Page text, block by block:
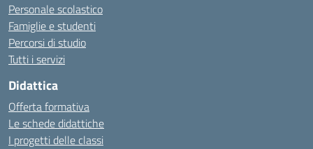
Personale scolastico
Famiglie e studenti
Percorsi di studio
Tutti i servizi
Didattica
Offerta formativa
Le schede didattiche
I progetti delle classi